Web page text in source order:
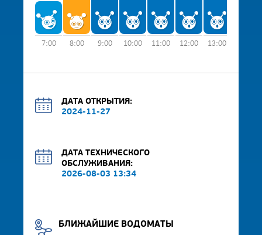
7:00 8:00 9:00 10:00 11:00 12:00 13:00
ДАТА ОТКРЫТИЯ:
2024-11-27
ДАТА ТЕХНИЧЕСКОГО
ОБСЛУЖИВАНИЯ:
2026-08-03 13:34
БЛИЖАЙШИЕ ВОДОМАТЫ